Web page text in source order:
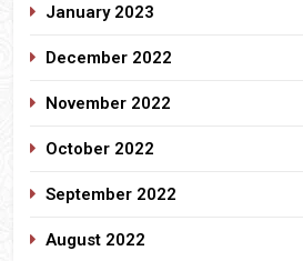
January 2023
December 2022
November 2022
October 2022
September 2022
August 2022